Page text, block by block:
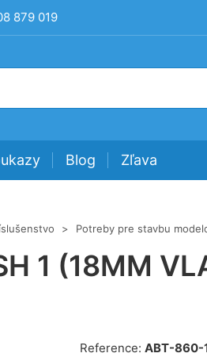
879 019
Blog Zľava
> Potreby pre stavbu
1 (18MM
Reference: ABT-860-